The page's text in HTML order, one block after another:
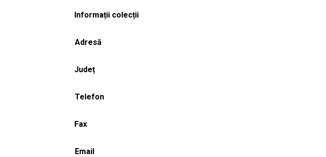
Informații colecții
Adresă
Județ
Telefon
Fax
Email